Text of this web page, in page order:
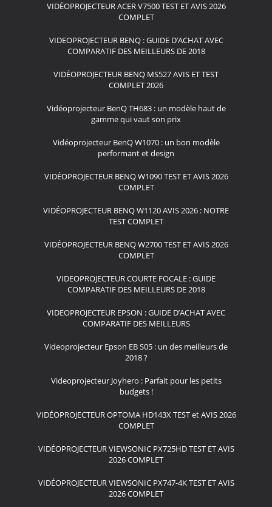
VIDÉOPROJECTEUR ACER V7500 TEST ET AVIS 2026
COMPLET
VIDEOPROJECTEUR BENQ : GUIDE D’ACHAT AVEC
COMPARATIF DES MEILLEURS DE 2018
VIDÉOPROJECTEUR BENQ MS527 AVIS ET TEST
COMPLET 2026
Vidéoprojecteur BenQ TH683 : un modèle haut de
gamme qui vaut son prix
Vidéoprojecteur BenQ W1070 : un bon modèle
performant et design
VIDÉOPROJECTEUR BENQ W1090 TEST ET AVIS 2026
COMPLET
VIDÉOPROJECTEUR BENQ W1120 AVIS 2026 : NOTRE
TEST COMPLET
VIDÉOPROJECTEUR BENQ W2700 TEST ET AVIS 2026
COMPLET
VIDEOPROJECTEUR COURTE FOCALE : GUIDE
COMPARATIF DES MEILLEURS DE 2018
VIDEOPROJECTEUR EPSON : GUIDE D’ACHAT AVEC
COMPARATIF DES MEILLEURS
Videoprojecteur Epson EB S05 : un des meilleurs de
2018 ?
Videoprojecteur Joyhero : Parfait pour les petits
budgets !
VIDÉOPROJECTEUR OPTOMA HD143X TEST et AVIS 2026
COMPLET
VIDÉOPROJECTEUR VIEWSONIC PX725HD TEST ET AVIS
2026 COMPLET
VIDÉOPROJECTEUR VIEWSONIC PX747-4K TEST ET AVIS
2026 COMPLET